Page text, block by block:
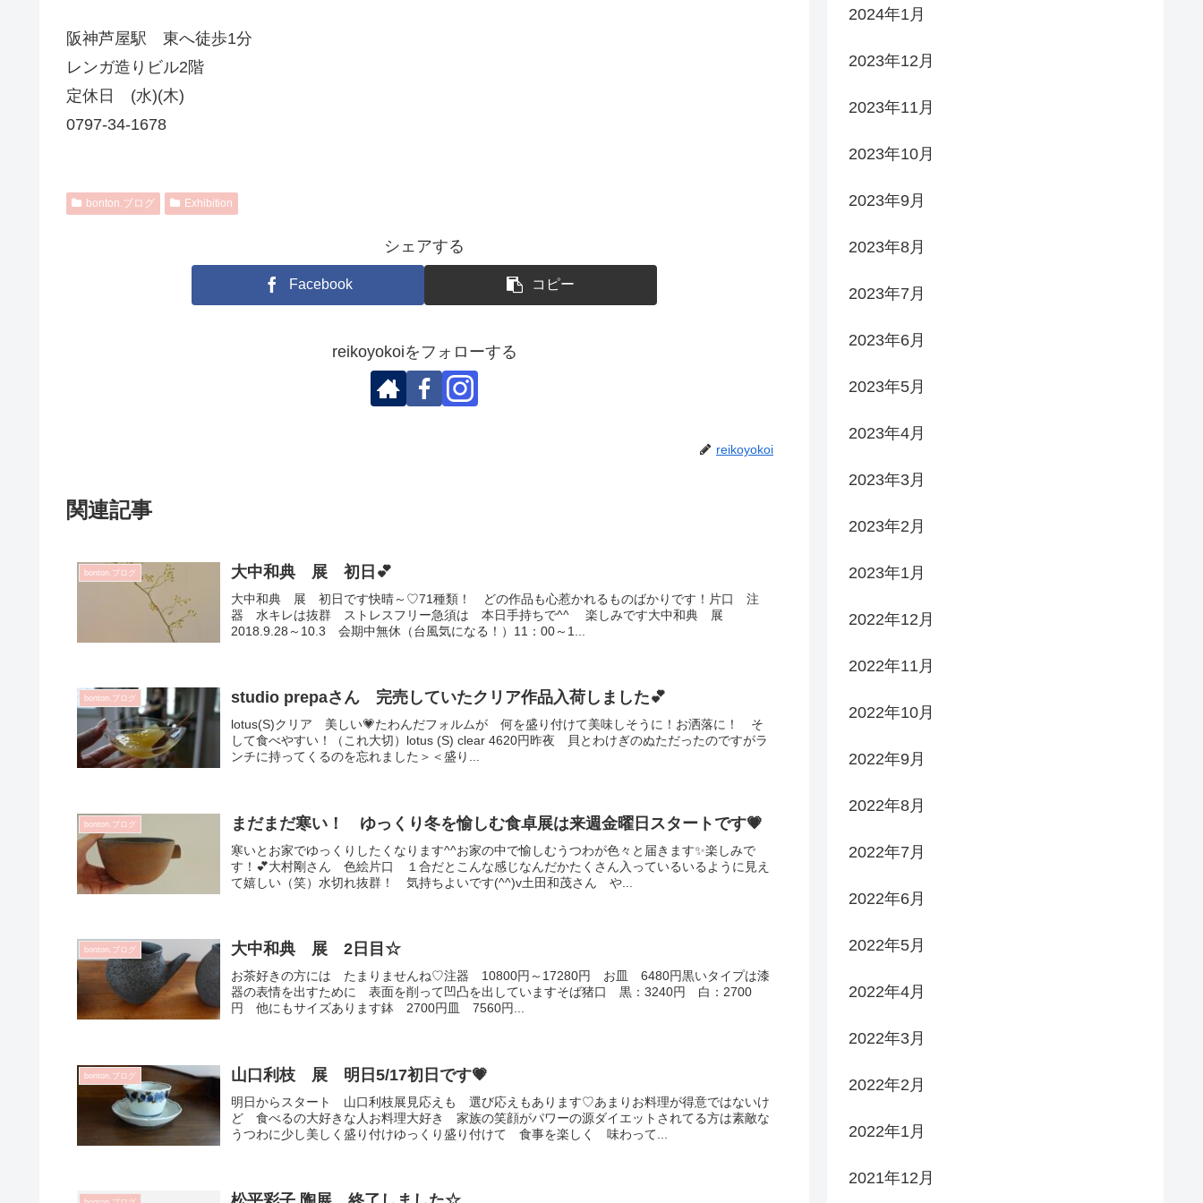
阪神芦屋駅 東へ徒歩1分
レンガ造りビル2階
定休日 (水)(木)
0797-34-1678
bonton.ブログ Exhibition
シェアする
Facebook コピー
reikoyokoiをフォローする
reikoyokoi
関連記事
bonton.ブログ 大中和典 展 初日💕
大中和典 展 初日です快晴～♡71種類！ どの作品も心惹かれるものばかりです！片口 注
器 水キレは抜群 ストレスフリー急須は 本日手持ちで^^ 楽しみです大中和典 展
2018.9.28～10.3 会期中無休（台風気になる！）11：00～1...
bonton.ブログ studio prepaさん 完売していたクリア作品入荷しました💕
lotus(S)クリア 美しい💗たわんだフォルムが 何を盛り付けて美味しそうに！お洒落に！ そ
して食べやすい！（これ大切）lotus (S) clear 4620円昨夜 貝とわけぎのぬただったのですがラ
ンチに持ってくるのを忘れました＞＜盛り...
bonton.ブログ まだまだ寒い！ ゆっくり冬を愉しむ食卓展は来週金曜日スタートです💗
寒いとお家でゆっくりしたくなります^^お家の中で愉しむうつわが色々と届きます✨楽しみで
す！💕大村剛さん 色絵片口 １合だとこんな感じなんだかたくさん入っているいるように見え
て嬉しい（笑）水切れ抜群！ 気持ちよいです(^^)v土田和茂さん や...
bonton.ブログ 大中和典 展 2日目☆
お茶好きの方には たまりませんね♡注器 10800円～17280円 お皿 6480円黒いタイプは漆
器の表情を出すために 表面を削って凹凸を出していますそば猪口 黒：3240円 白：2700
円 他にもサイズあります鉢 2700円皿 7560円...
bonton.ブログ 山口利枝 展 明日5/17初日です💗
明日からスタート 山口利枝展見応えも 選び応えもあります♡あまりお料理が得意ではないけ
ど 食べるの大好きな人お料理大好き 家族の笑顔がパワーの源ダイエットされてる方は素敵な
うつわに少し美しく盛り付けゆっくり盛り付けて 食事を楽しく 味わって...
2024年1月
2023年12月
2023年11月
2023年10月
2023年9月
2023年8月
2023年7月
2023年6月
2023年5月
2023年4月
2023年3月
2023年2月
2023年1月
2022年12月
2022年11月
2022年10月
2022年9月
2022年8月
2022年7月
2022年6月
2022年5月
2022年4月
2022年3月
2022年2月
2022年1月
2021年12月